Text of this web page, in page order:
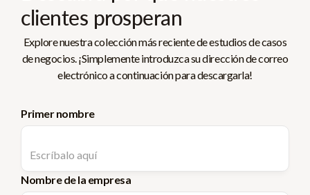
clientes prosperan
Explore nuestra colección más reciente de estudios de casos
de negocios. ¡Simplemente introduzca su dirección de correo
electrónico a continuación para descargarla!
Primer nombre
Nombre de la empresa